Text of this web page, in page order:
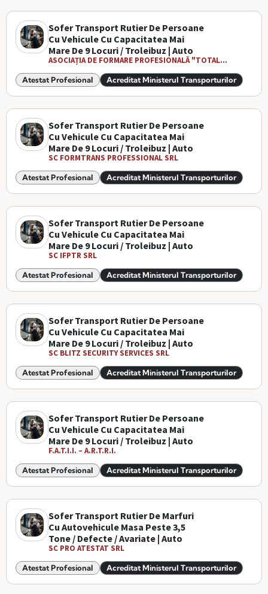
Sofer Transport Rutier De Persoane
Cu Vehicule Cu Capacitatea Mai
Mare De 9 Locuri / Troleibuz | Auto
ASOCIAȚIA DE FORMARE PROFESIONALĂ "TOTAL...
Atestat Profesional Acreditat Ministerul Transporturilor
Sofer Transport Rutier De Persoane
Cu Vehicule Cu Capacitatea Mai
Mare De 9 Locuri / Troleibuz | Auto
SC FORMTRANS PROFESSIONAL SRL
Atestat Profesional Acreditat Ministerul Transporturilor
Sofer Transport Rutier De Persoane
Cu Vehicule Cu Capacitatea Mai
Mare De 9 Locuri / Troleibuz | Auto
SC IFPTR SRL
Atestat Profesional Acreditat Ministerul Transporturilor
Sofer Transport Rutier De Persoane
Cu Vehicule Cu Capacitatea Mai
Mare De 9 Locuri / Troleibuz | Auto
SC BLITZ SECURITY SERVICES SRL
Atestat Profesional Acreditat Ministerul Transporturilor
Sofer Transport Rutier De Persoane
Cu Vehicule Cu Capacitatea Mai
Mare De 9 Locuri / Troleibuz | Auto
F.A.T.I.I. – A.R.T.R.I.
Atestat Profesional Acreditat Ministerul Transporturilor
Sofer Transport Rutier De Marfuri
Cu Autovehicule Masa Peste 3,5
Tone / Defecte / Avariate | Auto
SC PRO ATESTAT SRL
Atestat Profesional Acreditat Ministerul Transporturilor